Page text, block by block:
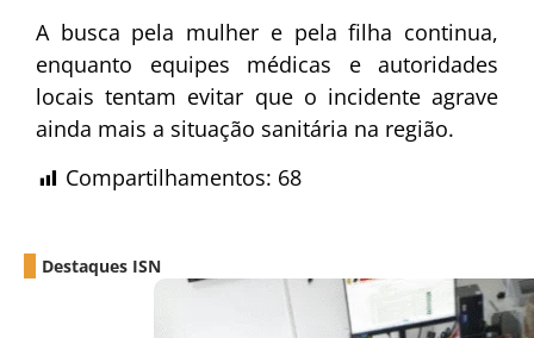
A busca pela mulher e pela filha continua,
enquanto equipes médicas e autoridades
locais tentam evitar que o incidente agrave
ainda mais a situação sanitária na região.
Compartilhamentos: 68
Destaques ISN